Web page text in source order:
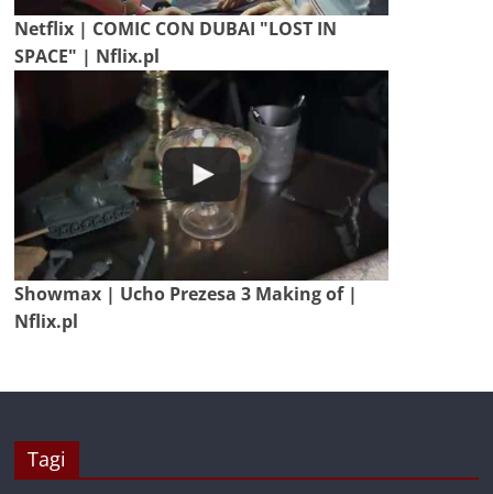
Netflix | COMIC CON DUBAI "LOST IN
SPACE" | Nflix.pl
Showmax | Ucho Prezesa 3 Making of |
Nflix.pl
Tagi